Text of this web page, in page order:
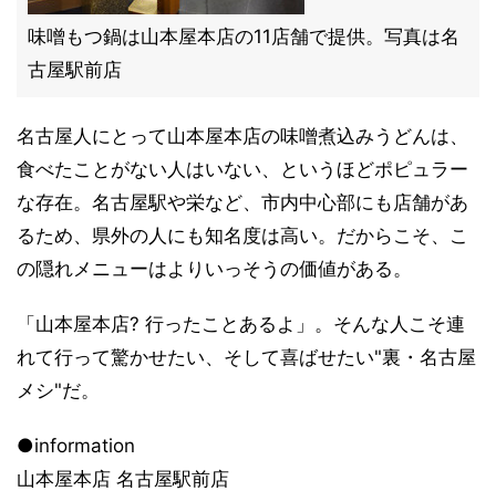
味噌もつ鍋は山本屋本店の11店舗で提供。写真は名
古屋駅前店
名古屋人にとって山本屋本店の味噌煮込みうどんは、
食べたことがない人はいない、というほどポピュラー
な存在。名古屋駅や栄など、市内中心部にも店舗があ
るため、県外の人にも知名度は高い。だからこそ、こ
の隠れメニューはよりいっそうの価値がある。
「山本屋本店? 行ったことあるよ」。そんな人こそ連
れて行って驚かせたい、そして喜ばせたい"裏・名古屋
メシ"だ。
●information
山本屋本店 名古屋駅前店